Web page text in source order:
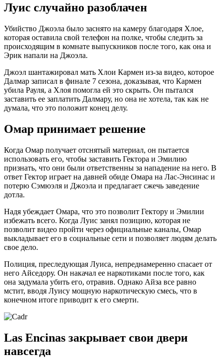
Луис случайно разоблачен
Убийство Джоэла было заснято на камеру благодаря Хлое,
которая оставила свой телефон на полке, чтобы следить за
происходящим в комнате выпускников после того, как она и
Эрик напали на Джоэла.
Джоэл шантажировал мать Хлои Кармен из-за видео, которое
Далмар записал в финале 7 сезона, доказывая, что Кармен
убила Рауля, а Хлоя помогла ей это скрыть. Он пытался
заставить ее заплатить Далмару, но она не хотела, так как не
думала, что это положит конец делу.
Омар принимает решение
Когда Омар получает отснятый материал, он пытается
использовать его, чтобы заставить Гектора и Эмилию
признать, что они были ответственны за нападение на него. В
ответ Гектор играет на давней обиде Омара на Лас-Энсинас и
потерю Сэмюэля и Джоэла и предлагает сжечь заведение
дотла.
Надя убеждает Омара, что это позволит Гектору и Эмилии
избежать всего. Когда Луис занял позицию, которая не
позволит видео пройти через официальные каналы, Омар
выкладывает его в социальные сети и позволяет людям делать
свое дело.
Полиция, преследующая Луиса, непреднамеренно спасает от
него Айседору. Он накачал ее наркотиками после того, как
она задумала убить его, отравив. Однако Айза все равно
мстит, вводя Луису мощную наркотическую смесь, что в
конечном итоге приводит к его смерти.
Las Encinas закрывает свои двери
навсегда